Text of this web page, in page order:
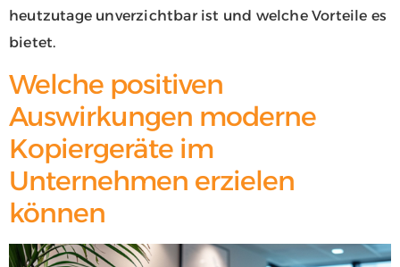
heutzutage unverzichtbar ist und welche Vorteile es
bietet.
Welche positiven
Auswirkungen moderne
Kopiergeräte im
Unternehmen erzielen
können